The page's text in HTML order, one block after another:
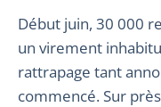
Début juin, 30 000
un virement
rattrapage tant
commencé. Sur